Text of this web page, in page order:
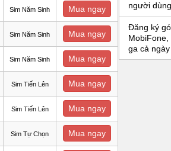
Sim Năm Sinh Mua ngay
Sim Năm Sinh Mua ngay
Sim Năm Sinh Mua ngay
Sim Tiến Lên Mua ngay
Sim Tiến Lên Mua ngay
Sim Tự Chọn Mua ngay
người dùng
Đăng ký
MobiFone,
ga cả ngày